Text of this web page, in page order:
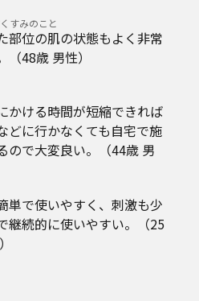
すみのこと
部位の肌の状態もよく非常
（48歳 男性）​
かける時間が短縮できれば
どに行かなくても自宅で施
ので大変良い。（44歳 男
単で使いやすく、刺激も少
継続的に使いやすい。（25